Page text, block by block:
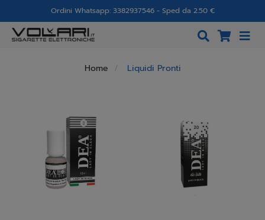
Ordini Whatsapp: 3382937546 - Sped da 2.50 €
Home Liquidi Pronti